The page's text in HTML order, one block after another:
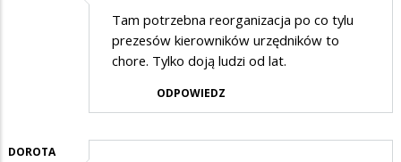
Tam potrzebna reorganizacja po co tylu
prezesów kierowników urzędników to
chore. Tylko doją ludzi od lat.
ODPOWIEDZ
DOROTA